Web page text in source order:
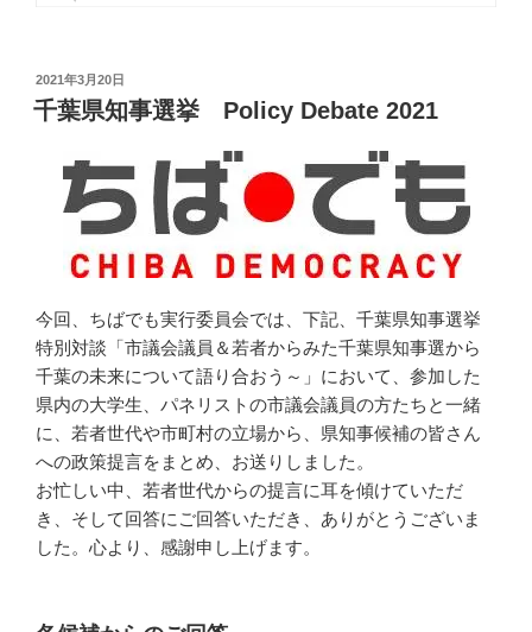
投
稿
日:
2021年3月20日
千葉県知事選挙 Policy Debate 2021
今回、ちばでも実行委員会では、下記、千葉県知事選挙
特別対談「市議会議員＆若者からみた千葉県知事選から
千葉の未来について語り合おう～」において、参加した
県内の大学生、パネリストの市議会議員の方たちと一緒
に、若者世代や市町村の立場から、県知事候補の皆さん
への政策提言をまとめ、お送りしました。
お忙しい中、若者世代からの提言に耳を傾けていただ
き、そして回答にご回答いただき、ありがとうございま
した。心より、感謝申し上げます。